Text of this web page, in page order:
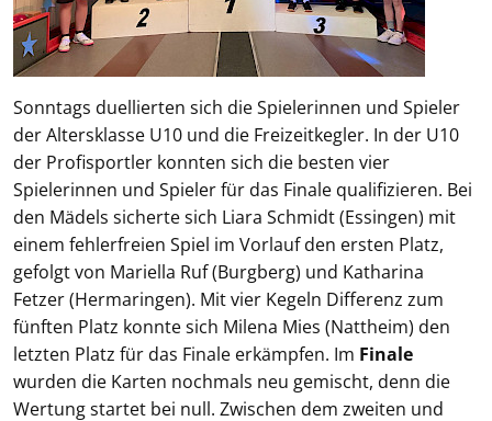
Sonntags duellierten sich die Spielerinnen und Spieler
der Altersklasse U10 und die Freizeitkegler. In der U10
der Profisportler konnten sich die besten vier
Spielerinnen und Spieler für das Finale qualifizieren. Bei
den Mädels sicherte sich Liara Schmidt (Essingen) mit
einem fehlerfreien Spiel im Vorlauf den ersten Platz,
gefolgt von Mariella Ruf (Burgberg) und Katharina
Fetzer (Hermaringen). Mit vier Kegeln Differenz zum
fünften Platz konnte sich Milena Mies (Nattheim) den
letzten Platz für das Finale erkämpfen. Im Finale
wurden die Karten nochmals neu gemischt, denn die
Wertung startet bei null. Zwischen dem zweiten und